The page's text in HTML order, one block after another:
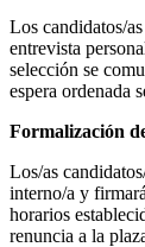
Los candidatos/
entrevista
selección se
espera ordenada
Formalización
Los/as
interno/a y
horarios
renuncia a la